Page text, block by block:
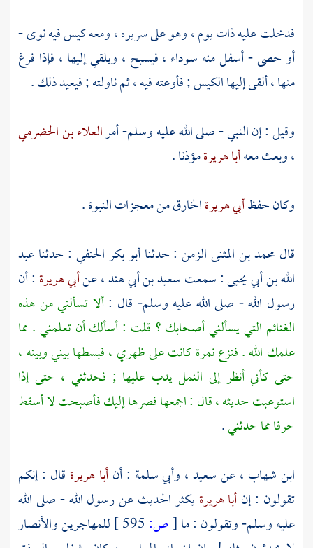
فدخلت عليه ذات يوم ، وهو على سريره ، ومعه كيس فيه نوى -
أو حصى - أسفل منه سوداء ، فيسبح ، ويلقي إليها ، فإذا فرغ
منها ، ألقى إليها الكيس ; فأوعته فيه ، ثم ناولته ; فيعيد ذلك .
وقيل : إن النبي - صلى الله عليه وسلم- أمرالعلاء بن الحضرمي
، وبعث معهأبا هريرةمؤذنا .
وكان حفظأبي هريرةالخارق من معجزات النبوة .
قال محمد بن المثنى الزمن : حدثناأبو بكر الحنفي : حدثناعبد
الله بن أبي يحيى: سمعتسعيد بن أبي هند، عنأبي هريرة : أن
رسول الله - صلى الله عليه وسلم- قال :ألا تسألني من هذه
الغنائم التي يسألني أصحابك ؟ قلت : أسألك أن تعلمني . مما
علمك الله . فنزع نمرة كانت على ظهري ، فبسطها بيني وبينه ،
حتى كأني أنظر إلى النمل يدب عليها ; فحدثني ، حتى إذا
استوعبت حديثه ، قال : اجمعها فصرها إليك فأصبحت لا أسقط
حرفا مما حدثني.
ابن شهاب ، عنسعيد، وأبي سلمة : أنأبا هريرة قال : إنكم
تقولون : إنأبا هريرةيكثر الحديث عن رسول الله - صلى الله
عليه وسلم- وتقولون : ما[ص: للمهاجرينوالأنصار